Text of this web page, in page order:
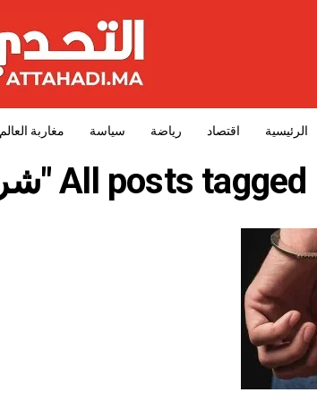
الرئيسية اقتصاد رياضة سياسة مغاربة العالم
All posts tagged "شرطة كرسيف"